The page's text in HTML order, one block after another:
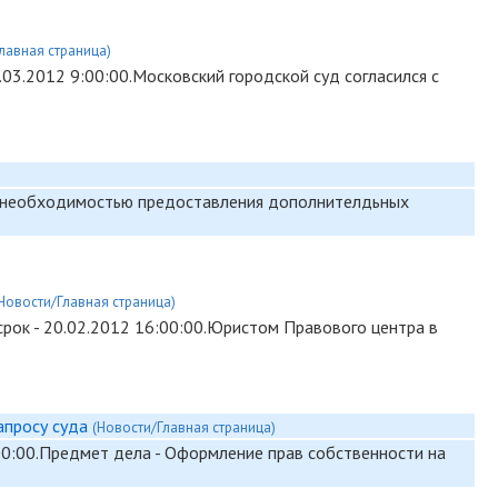
страница)
9:00:00.Московский городской суд согласился с
предоставления дополнителдьных
Главная страница)
- 20.02.2012 16:00:00.Юристом Правового центра в
суда (Новости/Главная страница)
дела - Оформление прав собственности на